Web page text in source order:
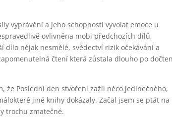
vyprávění a jeho schopnosti vyvolat emoce u
ovlivněna mobi předchozích dílů,
nějak nesmělé, svědectví rizik očekávání a
čtení která zůstala dlouho po
že Poslední den stvoření zažil něco jedinečného,
jiné knihy dokázaly. Začal jsem se ptát na
trochu zmatečné.